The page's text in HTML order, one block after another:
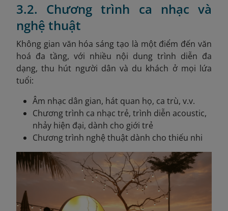
3.2. Chương trình ca nhạc và
nghệ thuật
Không gian văn hóa sáng tạo là một điểm đến văn
hoá đa tầng, với nhiều nội dung trình diễn đa
dạng, thu hút người dân và du khách ở mọi lứa
tuổi:
Âm nhạc dân gian, hát quan họ, ca trù, v.v.
Chương trình ca nhạc trẻ, trình diễn acoustic,
nhảy hiện đại, dành cho giới trẻ
Chương trình nghệ thuật dành cho thiếu nhi